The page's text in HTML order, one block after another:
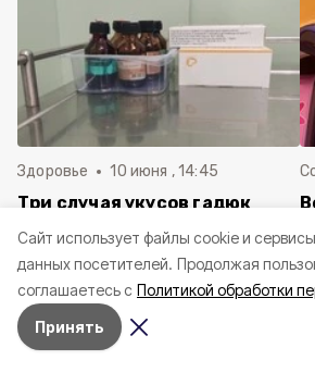
Cайт использует файлы cookie и
данных посетителей. Продолжая
соглашаетесь с Политикой обработки
Принять
Здоровье 10 июня , 14:45
Три случая укусов гадюк
Белгородской области с
начала года
в